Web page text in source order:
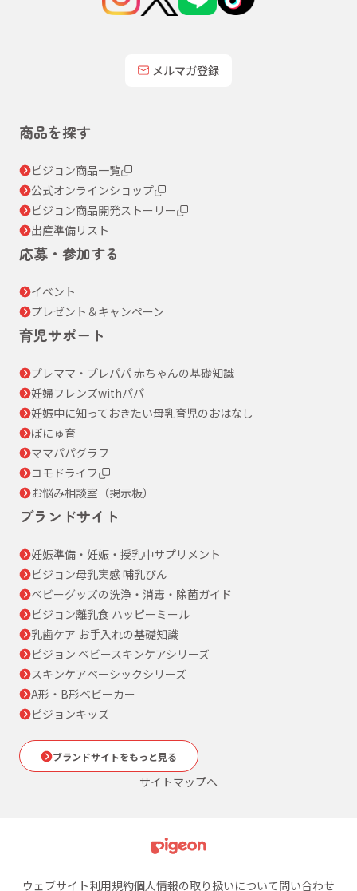
メルマガ登録
商品を探す
ピジョン商品一覧
公式オンラインショップ
ピジョン商品開発ストーリー
出産準備リスト
応募・参加する
イベント
プレゼント＆キャンペーン
育児サポート
プレママ・プレパパ 赤ちゃんの基礎知識
妊婦フレンズwithパパ
妊娠中に知っておきたい母乳育児のおはなし
ぼにゅ育
ママパパグラフ
コモドライフ
お悩み相談室（掲示板）
ブランドサイト
妊娠準備・妊娠・授乳中サプリメント
ピジョン母乳実感 哺乳びん
ベビーグッズの洗浄・消毒・除菌ガイド
ピジョン離乳食 ハッピーミール
乳歯ケア お手入れの基礎知識
ピジョン ベビースキンケアシリーズ
スキンケアベーシックシリーズ
A形・B形ベビーカー
ピジョンキッズ
ブランドサイトをもっと見る
サイトマップへ
ウェブサイト利用規約個人情報の取り扱いについて問い合わせ